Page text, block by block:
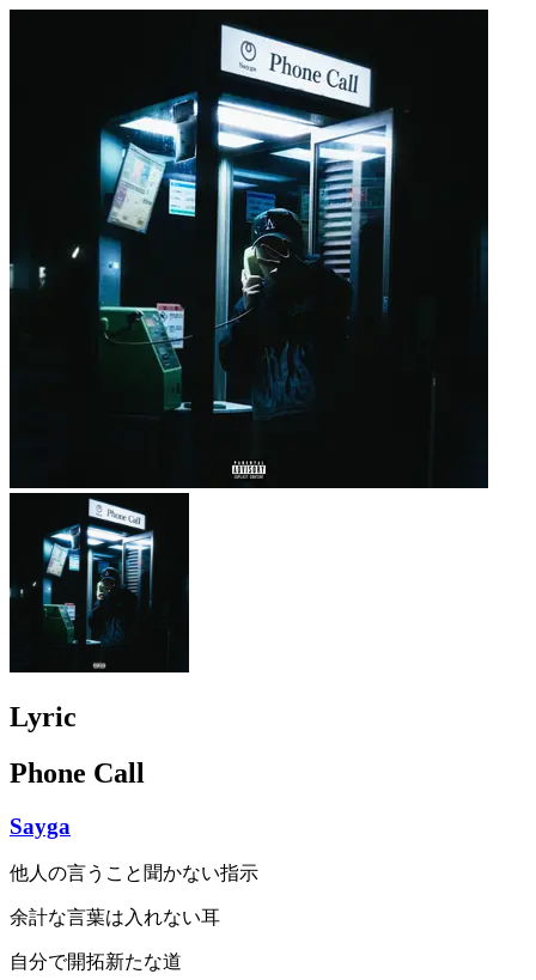
Lyric
Phone Call
Sayga
他人の言うこと聞かない指示
余計な言葉は入れない耳
自分で開拓新たな道